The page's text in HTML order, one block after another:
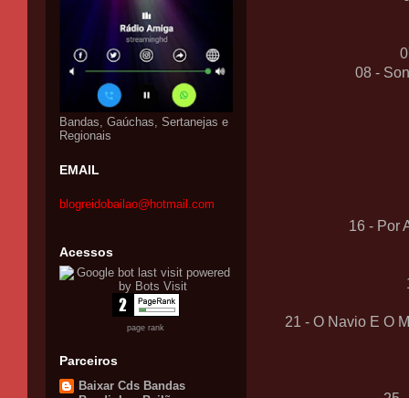
08 -
16 - Por
21 - O Navio E O
Bandas, Gaúchas, Sertanejas e
Regionais
EMAIL
blogreidobailao@hotmail.com
Acessos
page rank
Parceiros
Baixar Cds Bandas